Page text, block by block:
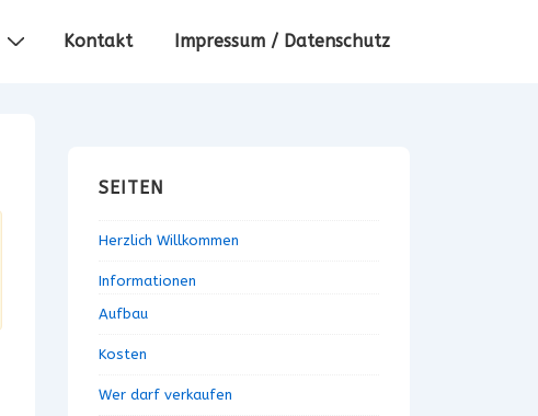
Kontakt Impressum / Datenschutz
SEITEN
Herzlich Willkommen
Informationen
Aufbau
Kosten
Wer darf verkaufen